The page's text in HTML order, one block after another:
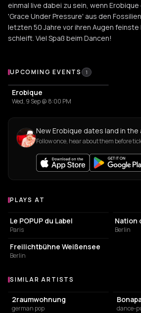
einmal live dabei zu sein, wenn
'Grace Under Pressure' aus den
letzten 50 Jahre vor ihren Augen
schleift. Viel Spaß beim Dancen!
Upcoming Events
UPCOMING EVENTS 1
Erobique
Wed, 9 Sep @ 8:00 PM
New Erobique dates land in
Follow once, hear about them before
Venues where Erobique plays
PLAYS AT
BAR
Le POPUP du Label
Paris
Nation
Berlin
LIVE MUSIC VENUE
Freilichtbühne Weißensee
Berlin
Similar Artists
SIMILAR ARTISTS
2raumwohnung
german pop dance-